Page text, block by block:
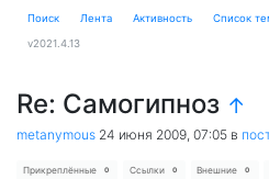
Поиск Лента Активность Cписок
v2021.4.13
Re: Самогипноз ↑
metanymous 24 июня 2009, 07:05 в
Прикреплённые 0 Ссылки 0 Внешние 0